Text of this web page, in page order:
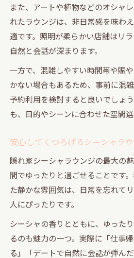
また、アートや植物などのオシャ
れたラウンジは、非日常感を味わ
適です。照明が柔らかい店舗はリラ
自然と会話が深まります。
一方で、混雑しやすい時間帯や賑
かない場合もあるため、事前に混雑
予約利用を検討すると良いでしょ
も、目的やシーンに合わせた空間選
安心してくつろげるシーシャラ
隠れ家シーシャラウンジの最大の
間でゆったりと過ごせることです
た静かな雰囲気は、日常を忘れて
人にぴったりです。
シーシャの香りとともに、ゆった
るのも魅力の一つ。実際に「仕事
る」「デートで自然に会話が弾ん